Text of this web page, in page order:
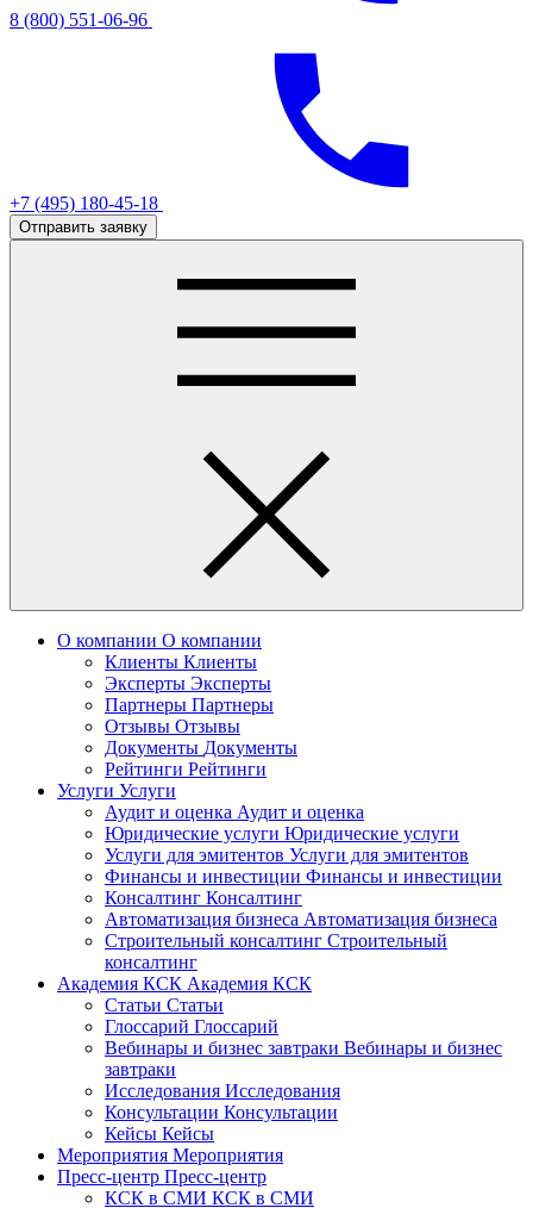
8 (800) 551-06-96
+7 (495) 180-45-18
Отправить заявку
О компании О компании
Клиенты Клиенты
Эксперты Эксперты
Партнеры Партнеры
Отзывы Отзывы
Документы Документы
Рейтинги Рейтинги
Услуги Услуги
Аудит и оценка Аудит и оценка
Юридические услуги Юридические услуги
Услуги для эмитентов Услуги для эмитентов
Финансы и инвестиции Финансы и инвестиции
Консалтинг Консалтинг
Автоматизация бизнеса Автоматизация бизнеса
Строительный консалтинг Строительный
консалтинг
Академия КСК Академия КСК
Статьи Статьи
Глоссарий Глоссарий
Вебинары и бизнес завтраки Вебинары и бизнес
завтраки
Исследования Исследования
Консультации Консультации
Кейсы Кейсы
Мероприятия Мероприятия
Пресс-центр Пресс-центр
КСК в СМИ КСК в СМИ